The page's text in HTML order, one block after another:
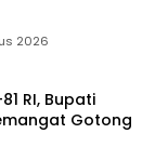
2026
RI, Bupati
Gotong